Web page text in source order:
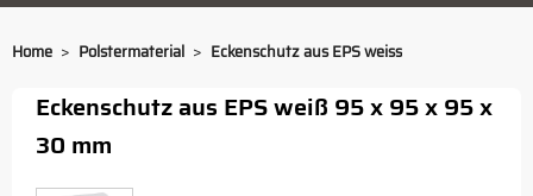
Home > Polstermaterial > Eckenschutz aus EPS weiss
Eckenschutz aus EPS weiß 95 x 95 x 95 x
30 mm